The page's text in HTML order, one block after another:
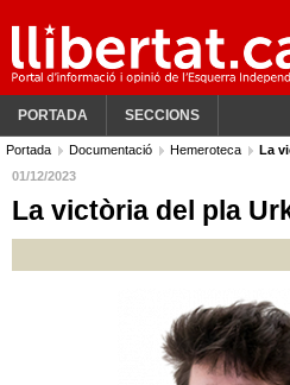
PORTADA SECCIONS
Portada Documentació Hemeroteca
La
01/12/2023
La victòria del pla